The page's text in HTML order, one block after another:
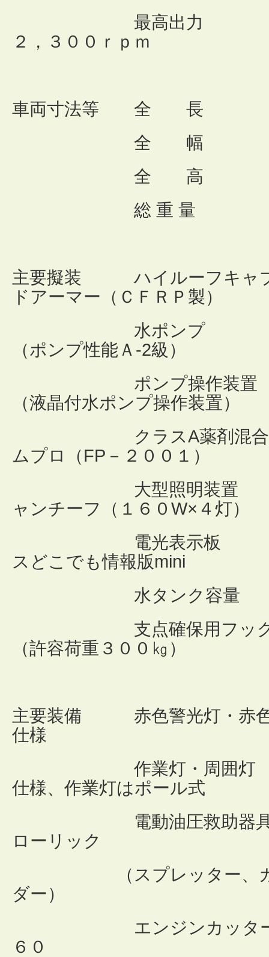
最高出力 １７
２，３００ｒｐｍ
車両寸法等 全 長
全 幅 ２，
全 高 ３，
総 重 量 １１
主要擬装 ハイルーフ
ドアーマー（ＣＦＲＰ製）
水ポンプ
（ポンプ性能Ａ-2級）
ポンプ操作装置
（液晶付水ポンプ操作装置）
クラスA薬剤混合装
ムプロ（FP－２００１）
大型照明装置
ャンチーフ（１６０W×４灯）
電光表示板
スどこでも情報版mini
水タンク容量
支点確保用フッ
（許容荷重３００㎏）
主要装備 赤色警光灯・赤
仕様
作業灯・周囲灯
仕様、作業灯はポール式
電動油圧救助器
ローリック
（スプレッター、カッ
ダー）
エンジンカッタ
６０